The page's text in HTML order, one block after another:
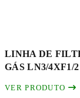
LINHA DE
GÁS LN3/4XF1/2
VER PRODUTO